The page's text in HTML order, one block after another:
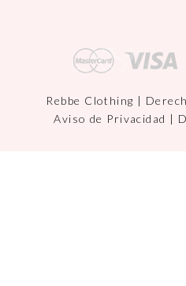
Rebbe Clothing |
Aviso de Privacidad |